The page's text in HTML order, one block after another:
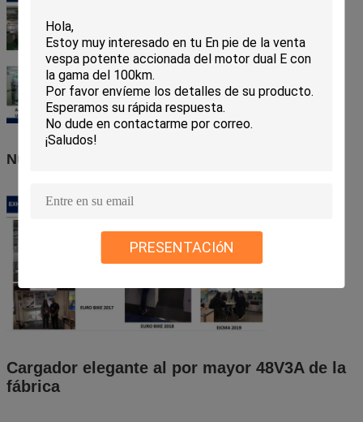
PRESENTACIóN
Nuestro comercio justo
Cargador elegante al por mayor 48V3A de la
fábrica